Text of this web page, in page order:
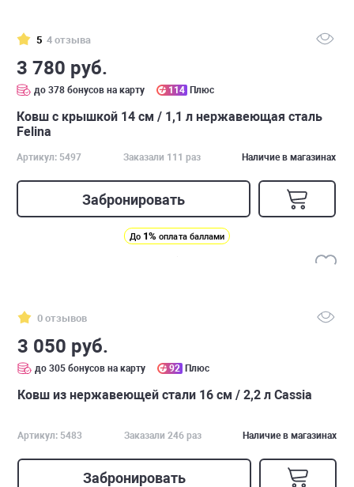
5 4 отзыва
3 780 руб.
до 378 бонусов на карту 114 Плюс
Ковш с крышкой 14 см / 1,1 л нержавеющая сталь
Felina
Артикул: 5497 Заказали 111 раз Наличие в магазинах
Забронировать
До 1% оплата баллами
0 отзывов
3 050 руб.
до 305 бонусов на карту 92 Плюс
Ковш из нержавеющей стали 16 см / 2,2 л Cassia
Артикул: 5483 Заказали 246 раз Наличие в магазинах
Забронировать